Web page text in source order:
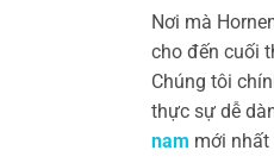
Nơi mà
cho đến cuối
Chúng tôi
thực sự dễ
nam mới nhất